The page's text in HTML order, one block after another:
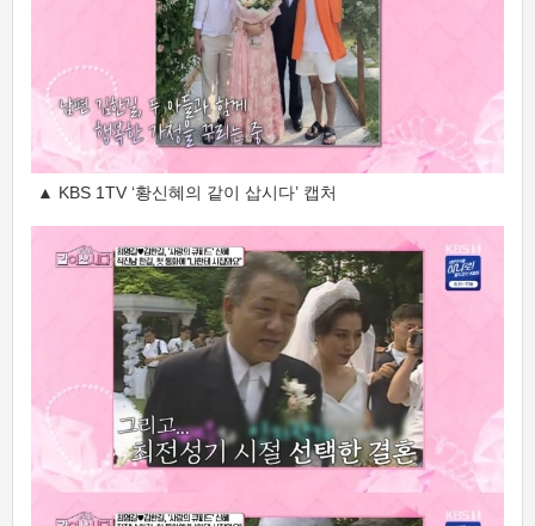
▲ KBS 1TV ‘황신혜의 같이 삽시다’ 캡처